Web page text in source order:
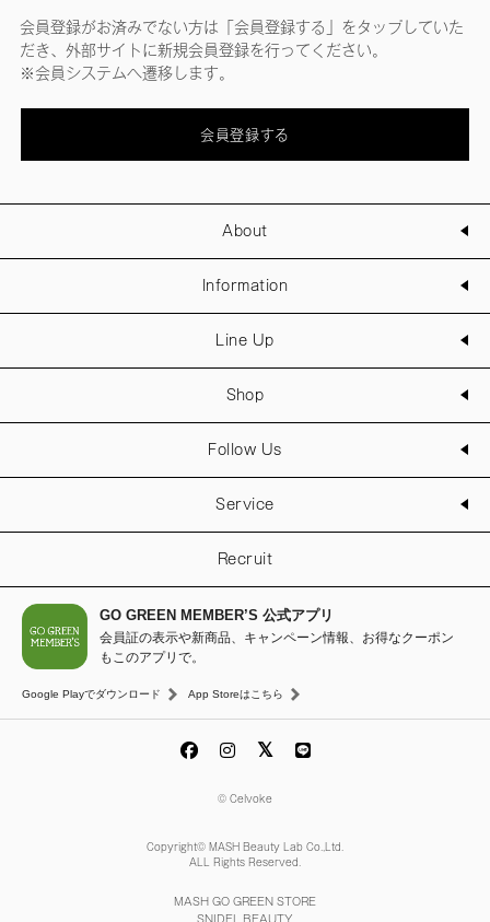
会員登録がお済みでない方は「会員登録する」をタップしていた
だき、外部サイトに新規会員登録を行ってください。
※会員システムへ遷移します。
会員登録する
About
Information
Line Up
Shop
Follow Us
Service
Recruit
GO GREEN MEMBER’S 公式アプリ
会員証の表示や新商品、キャンペーン情報、お得なクーポン
もこのアプリで。
Google Playでダウンロード App Storeはこちら
© Celvoke
Copyright© MASH Beauty Lab Co.,Ltd.
ALL Rights Reserved.
MASH GO GREEN STORE
SNIDEL BEAUTY